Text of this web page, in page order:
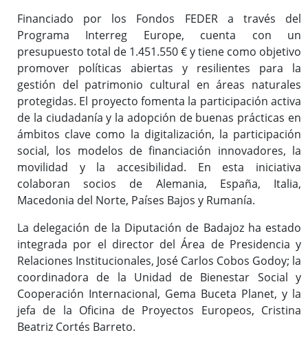
Financiado por los Fondos FEDER a través del
Programa Interreg Europe, cuenta con un
presupuesto total de 1.451.550 € y tiene como objetivo
promover políticas abiertas y resilientes para la
gestión del patrimonio cultural en áreas naturales
protegidas. El proyecto fomenta la participación activa
de la ciudadanía y la adopción de buenas prácticas en
ámbitos clave como la digitalización, la participación
social, los modelos de financiación innovadores, la
movilidad y la accesibilidad. En esta iniciativa
colaboran socios de Alemania, España, Italia,
Macedonia del Norte, Países Bajos y Rumanía.
La delegación de la Diputación de Badajoz ha estado
integrada por el director del Área de Presidencia y
Relaciones Institucionales, José Carlos Cobos Godoy; la
coordinadora de la Unidad de Bienestar Social y
Cooperación Internacional, Gema Buceta Planet, y la
jefa de la Oficina de Proyectos Europeos, Cristina
Beatriz Cortés Barreto.